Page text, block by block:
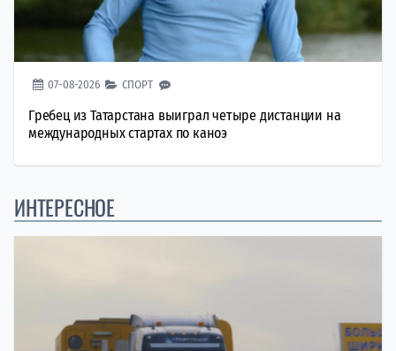
07-08-2026 СПОРТ
Гребец из Татарстана выиграл четыре дистанции на
международных стартах по каноэ
ИНТЕРЕСНОЕ